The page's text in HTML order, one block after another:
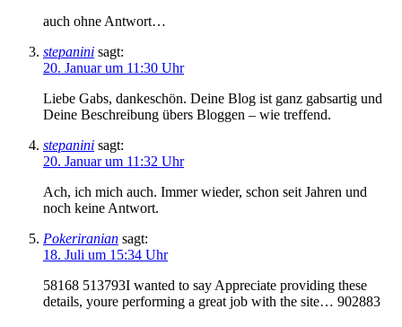
auch ohne Antwort…
stepanini sagt:
20. Januar um 11:30 Uhr
Liebe Gabs, dankeschön. Deine Blog ist ganz gabsartig und
Deine Beschreibung übers Bloggen – wie treffend.
stepanini sagt:
20. Januar um 11:32 Uhr
Ach, ich mich auch. Immer wieder, schon seit Jahren und
noch keine Antwort.
Pokeriranian sagt:
18. Juli um 15:34 Uhr
58168 513793I wanted to say Appreciate providing these
details, youre performing a great job with the site… 902883